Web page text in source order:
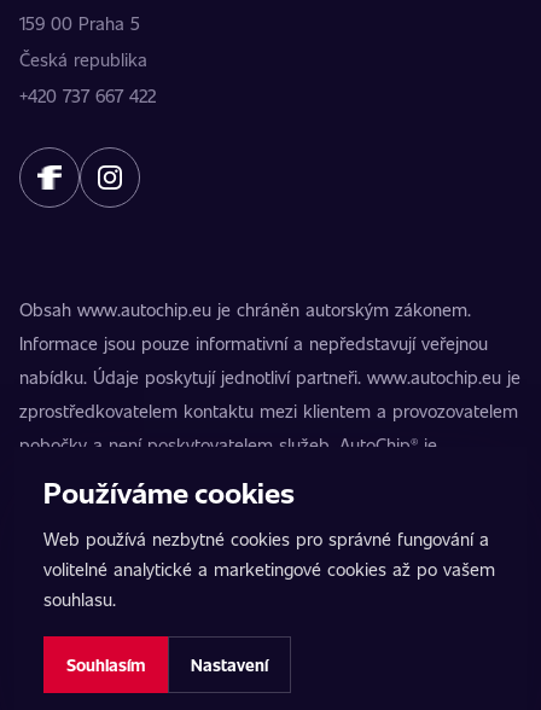
159 00 Praha 5
Česká republika
+420 737 667 422
Obsah www.autochip.eu je chráněn autorským zákonem.
Informace jsou pouze informativní a nepředstavují veřejnou
nabídku. Údaje poskytují jednotliví partneři. www.autochip.eu je
zprostředkovatelem kontaktu mezi klientem a provozovatelem
pobočky a není poskytovatelem služeb. AutoChip® je
registrovaná ochranná známka Petra Kučery. Úpravy, které
nezpůsobilosti vozidla k provozu na pozemních komunikacích.
Přesné informace poskytuje vždy konkrétní provozovatel
pobočky.
Nastavení cookies
Používáme cookies
Web používá nezbytné cookies pro správné fungování a
volitelné analytické a marketingové cookies až po vašem
souhlasu.
Souhlasím Nastavení